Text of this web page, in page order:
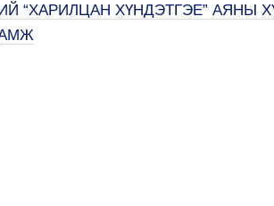
“ХАРИЛЦАН ХҮНДЭТГЭЕ” АЯНЫ